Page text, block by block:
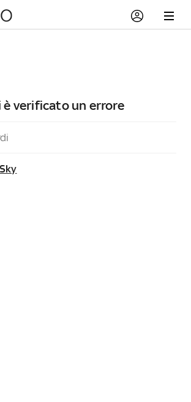
è verificato un errore